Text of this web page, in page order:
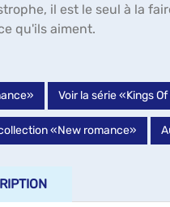
il est le seul à la
qu'ils aiment.
Voir la série «Kings
«New romance»